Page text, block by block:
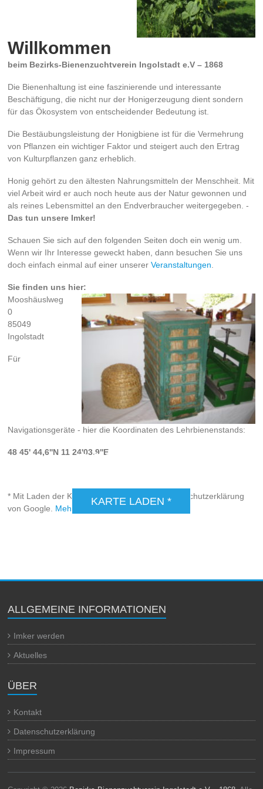
Willkommen
beim Bezirks-Bienenzuchtverein Ingolstadt e.V – 1868
Die Bienenhaltung ist eine faszinierende und interessante
Beschäftigung, die nicht nur der Honigerzeugung dient sondern
für das Ökosystem von entscheidender Bedeutung ist.
Die Bestäubungsleistung der Honigbiene ist für die Vermehrung
von Pflanzen ein wichtiger Faktor und steigert auch den Ertrag
von Kulturpflanzen ganz erheblich.
Honig gehört zu den ältesten Nahrungsmitteln der Menschheit. Mit
viel Arbeit wird er auch noch heute aus der Natur gewonnen und
als reines Lebensmittel an den Endverbraucher weitergegeben. -
Das tun unsere Imker!
Schauen Sie sich auf den folgenden Seiten doch ein wenig um.
Wenn wir Ihr Interesse geweckt haben, dann besuchen Sie uns
doch einfach einmal auf einer unsererVeranstaltungen
Sie finden uns hier:
Mooshäuslweg
0
85049
Ingolstadt
Für
Navigationsgeräte - hier die Koordinaten des Lehrbienenstands:
48 45' 44,6''N 11 24'03,9''EDSGVO MAP
KARTE LADEN *
* Mit Laden der Karte akzeptieren Sie die Datenschutzerklärung
von Google. Mehr erfahren
ALLGEMEINE INFORMATIONEN
Imker werden
Aktuelles
ÜBER
Kontakt
Datenschutzerklärung
Impressum